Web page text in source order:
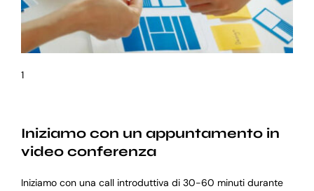
1
Iniziamo con un appuntamento in
video conferenza
Iniziamo con una call introduttiva di 30-60 minuti durante